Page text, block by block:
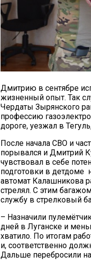
Дмитрию в сентябре
жизненный опыт. Так
Чердаты Зырянского
профессию
дороге, уезжал в
После начала СВО и
порывался и Дмитрий
чувствовал в себе
подготовки в детдоме
автомат Калашникова
стрелял. С этим
службу в стрелковый
– Назначили
дней в Луганске и
хватило. По итогам
и, соответственно
Дальше перебросили